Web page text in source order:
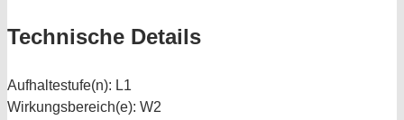
Technische Details
Aufhaltestufe(n): L1
Wirkungsbereich(e): W2